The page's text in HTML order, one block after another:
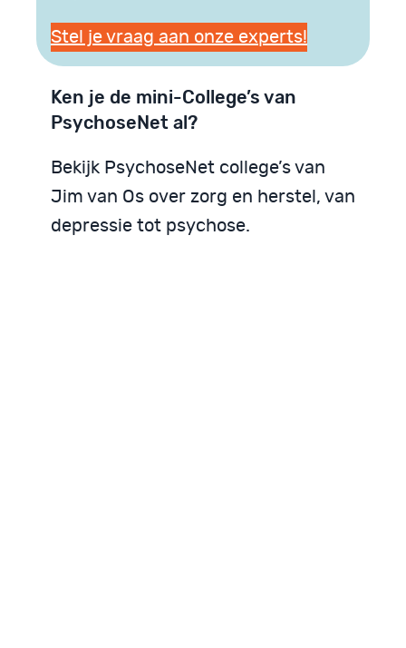
Stel je vraag aan onze experts!
Ken je de mini-College’s van
PsychoseNet al?
Bekijk PsychoseNet college’s van
Jim van Os over zorg en herstel, van
depressie tot psychose.